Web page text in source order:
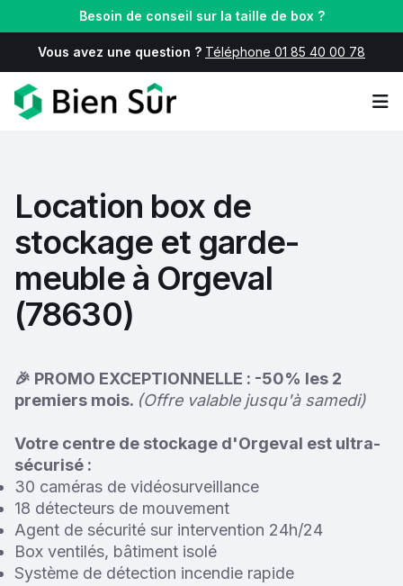
Besoin de conseil sur la taille de box ?
Vous avez une question ? Téléphone 01 85 40 00 78
Location box de
stockage et garde-
meuble à Orgeval
(78630)
🎉 PROMO EXCEPTIONNELLE : -50% les 2
premiers mois. (Offre valable jusqu'à samedi)
Votre centre de stockage d'Orgeval est ultra-
sécurisé :
30 caméras de vidéosurveillance
18 détecteurs de mouvement
Agent de sécurité sur intervention 24h/24
Box ventilés, bâtiment isolé
Système de détection incendie rapide